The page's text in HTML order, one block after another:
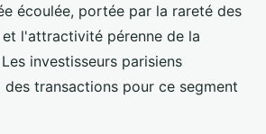
écoulée, portée par la rareté des
l'attractivité pérenne de la
investisseurs parisiens
des transactions pour ce segment